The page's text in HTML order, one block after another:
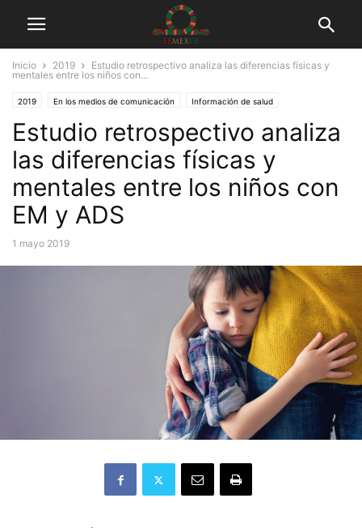
Inicio 2019
Estudio retrospectivo analiza las diferencias físicas y
mentales entre los niños con...
2019 En los medios de comunicación Información de salud
Médicos y Pacientes Tuits
Estudio retrospectivo analiza
las diferencias físicas y
mentales entre los niños con
EM y ADS
1 mayo 2019